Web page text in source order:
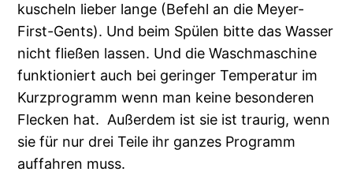
kuscheln lieber lange (Befehl an die Meyer-
First-Gents). Und beim Spülen bitte das Wasser
nicht fließen lassen. Und die Waschmaschine
funktioniert auch bei geringer Temperatur im
Kurzprogramm wenn man keine besonderen
Flecken hat. Außerdem ist sie ist traurig, wenn
sie für nur drei Teile ihr ganzes Programm
auffahren muss.